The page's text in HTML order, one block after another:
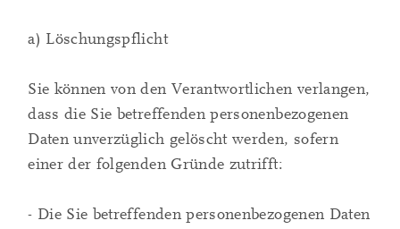
a) Löschungspflicht
Sie können von den Verantwortlichen verlangen,
dass die Sie betreffenden personenbezogenen
Daten unverzüglich gelöscht werden, sofern
einer der folgenden Gründe zutrifft:
- Die Sie betreffenden personenbezogenen Daten